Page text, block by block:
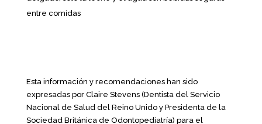
entre comidas
Esta información y recomendaciones han sido
expresadas por Claire Stevens (Dentista del Servicio
Nacional de Salud del Reino Unido y Presidenta de la
Sociedad Británica de Odontopediatría) para el